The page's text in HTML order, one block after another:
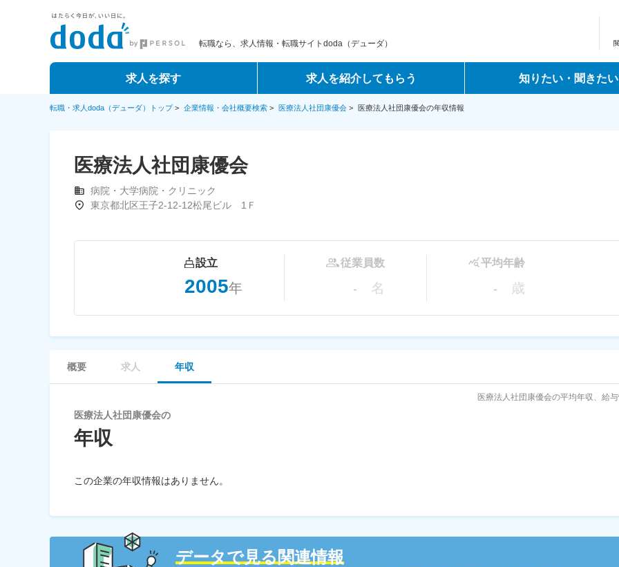
転職なら、求人情報・転職サイトdoda（デューダ）
求人を探す 求人を紹介してもらう 知りたい・聞きたい
転職・求人doda（デューダ）トップ> 企業情報・会社概要検索 > 医療法人社団康優会 > 医療法人社団康優会の年収情報
医療法人社団康優会
病院・大学病院・クリニック
東京都北区王子2-12-12松尾ビル 1Ｆ
設立
2005年
従業員数
- 名
平均年齢
- 歳
概要 求人 年収
医療法人社団康優会の平均年収、給
医療法人社団康優会の
年収
この企業の年収情報はありません。
データで見る関連情報